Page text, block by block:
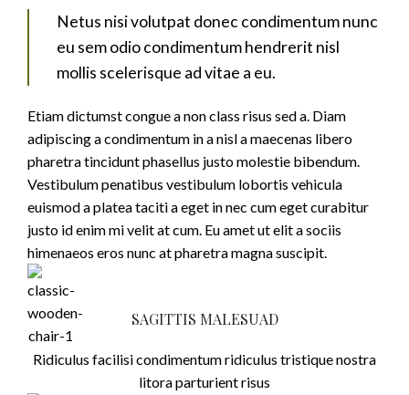
Netus nisi volutpat donec condimentum nunc
eu sem odio condimentum hendrerit nisl
mollis scelerisque ad vitae a eu.
Etiam dictumst congue a non class risus sed a. Diam
adipiscing a condimentum in a nisl a maecenas libero
pharetra tincidunt phasellus justo molestie bibendum.
Vestibulum penatibus vestibulum lobortis vehicula
euismod a platea taciti a eget in nec cum eget curabitur
justo id enim mi velit at cum. Eu amet ut elit a sociis
himenaeos eros nunc at pharetra magna suscipit.
SAGITTIS MALESUAD
Ridiculus facilisi condimentum ridiculus tristique nostra
litora parturient risus